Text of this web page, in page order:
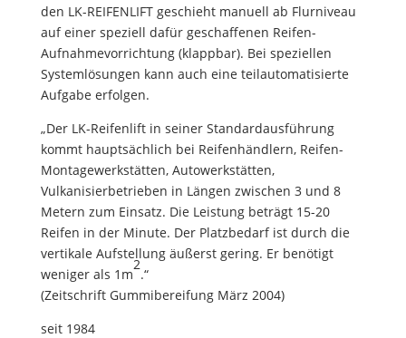
den LK-REIFENLIFT geschieht manuell ab Flurniveau
auf einer speziell dafür geschaffenen Reifen-
Aufnahmevorrichtung (klappbar). Bei speziellen
Systemlösungen kann auch eine teilautomatisierte
Aufgabe erfolgen.
„Der LK-Reifenlift in seiner Standardausführung
kommt hauptsächlich bei Reifenhändlern, Reifen-
Montagewerkstätten, Autowerkstätten,
Vulkanisierbetrieben in Längen zwischen 3 und 8
Metern zum Einsatz. Die Leistung beträgt 15-20
Reifen in der Minute. Der Platzbedarf ist durch die
vertikale Aufstellung äußerst gering. Er benötigt
weniger als 1m
2
.“
(Zeitschrift Gummibereifung März 2004)
seit 1984